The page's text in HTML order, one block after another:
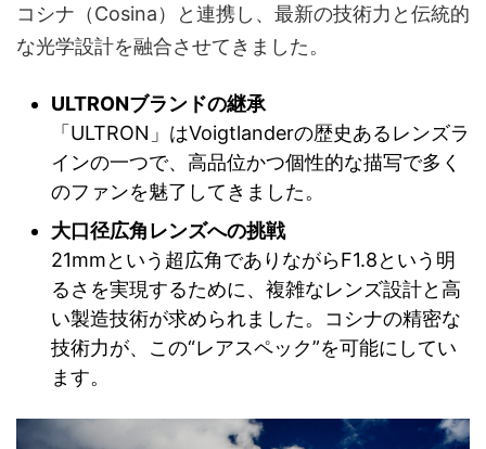
コシナ（Cosina）と連携し、最新の技術力と伝統的
な光学設計を融合させてきました。
ULTRONブランドの継承
「ULTRON」はVoigtlanderの歴史あるレンズラ
インの一つで、高品位かつ個性的な描写で多く
のファンを魅了してきました。
大口径広角レンズへの挑戦
21mmという超広角でありながらF1.8という明
るさを実現するために、複雑なレンズ設計と高
い製造技術が求められました。コシナの精密な
技術力が、この“レアスペック”を可能にしてい
ます。